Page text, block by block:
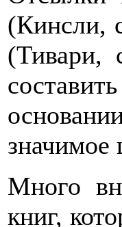
(Кинсли,
значимое
Много
книг,